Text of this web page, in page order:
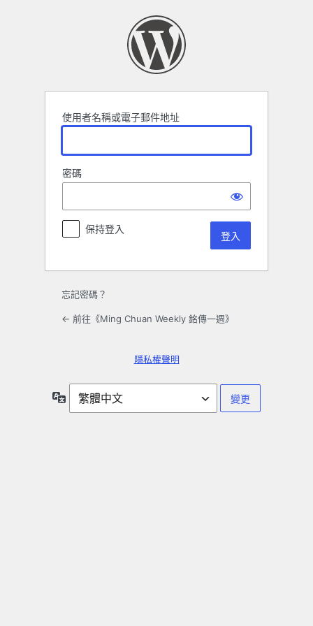
使用者名稱或電子郵件地址
密碼
保持登入
忘記密碼？
← 前往《Ming Chuan Weekly 銘傳一週》
隱私權聲明
言